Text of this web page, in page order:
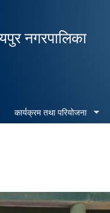
नगरपालिका
कार्यक्रम तथा परियोजना